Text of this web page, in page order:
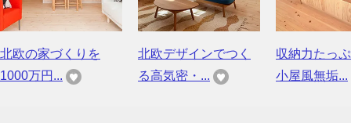
北欧の家づくりを
1000万円...
北欧デザインでつく
る高気密・...
収納力たっ
小屋風無垢...